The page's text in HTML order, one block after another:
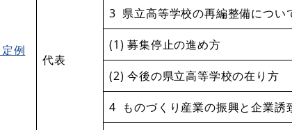
例
代表
3 県立高等学校の再編整備につい
(1) 募集停止の進め方
(2) 今後の県立高等学校の在り方
4 ものづくり産業の振興と企業誘